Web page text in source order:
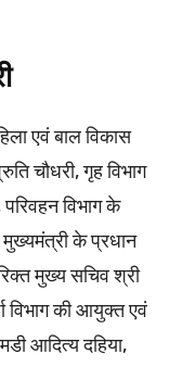
एवं बाल विकास
चौधरी, गृह विभाग
विभाग के
के प्रधान
मुख्य सचिव श्री
विभाग की आयुक्त एवं
आदित्य दहिया,